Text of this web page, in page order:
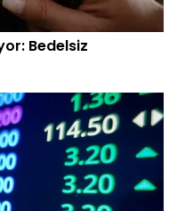
Bedelsiz